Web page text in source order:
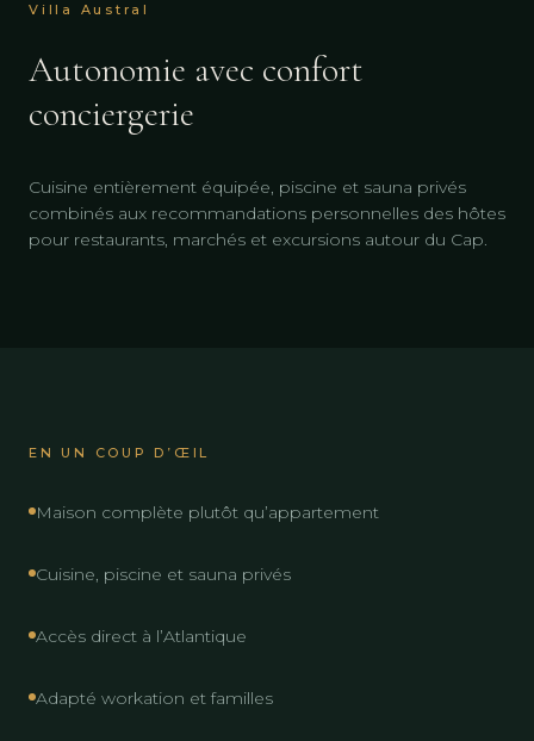
Villa Austral
Autonomie avec confort
conciergerie
Cuisine entièrement équipée, piscine et sauna privés
combinés aux recommandations personnelles des hôtes
pour restaurants, marchés et excursions autour du Cap.
EN UN COUP D’ŒIL
Maison complète plutôt qu’appartement
Cuisine, piscine et sauna privés
Accès direct à l’Atlantique
Adapté workation et familles